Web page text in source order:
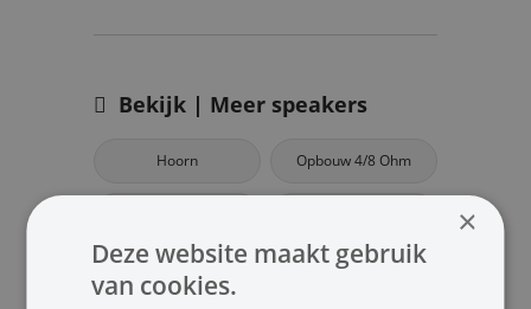
Bekijk | Meer speakers
Hoorn Opbouw 4/8 Ohm
Inbouw 4 Ohm Inbouw 100V
×
Deze website maakt gebruik
van cookies.